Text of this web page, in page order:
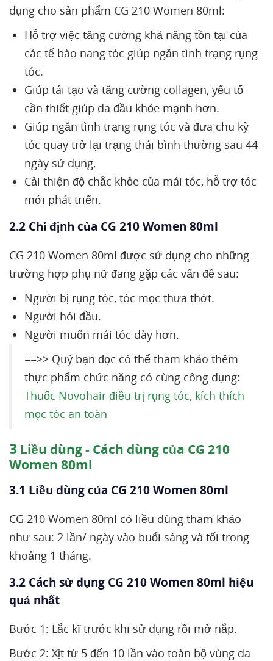
dụng cho sản phẩm CG 210 Women 80ml:
Hỗ trợ việc tăng cường khả năng tồn tại của
các tế bào nang tóc giúp ngăn tình trạng rụng
tóc.
Giúp tái tạo và tăng cường collagen, yếu tố
cần thiết giúp da đầu khỏe mạnh hơn.
Giúp ngăn tình trạng rụng tóc và đưa chu kỳ
tóc quay trở lại trạng thái bình thường sau 44
ngày sử dụng,
Cải thiện độ chắc khỏe của mái tóc, hỗ trợ tóc
mới phát triển.
2.2 Chỉ định của CG 210 Women 80ml
CG 210 Women 80ml được sử dụng cho những
trường hợp phụ nữ đang gặp các vấn đề sau:
Người bị rụng tóc, tóc mọc thưa thớt.
Người hói đầu.
Người muốn mái tóc dày hơn.
==>> Quý bạn đọc có thể tham khảo thêm
thực phẩm chức năng có cùng công dụng:
Thuốc Novohair điều trị rụng tóc, kích thích
mọc tóc an toàn
3 Liều dùng - Cách dùng của CG 210
Women 80ml
3.1 Liều dùng của CG 210 Women 80ml
CG 210 Women 80ml có liều dùng tham khảo
như sau: 2 lần/ ngày vào buổi sáng và tối trong
khoảng 1 tháng.
3.2 Cách sử dụng CG 210 Women 80ml hiệu
quả nhất
Bước 1: Lắc kĩ trước khi sử dụng rồi mở nắp.
Bước 2: Xịt từ 5 đến 10 lần vào toàn bộ vùng da